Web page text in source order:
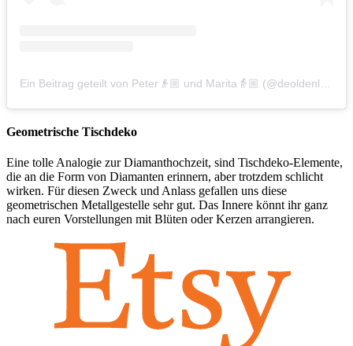
Geometrische Tischdeko
Eine tolle Analogie zur Diamanthochzeit, sind Tischdeko-Elemente,
die an die Form von Diamanten erinnern, aber trotzdem schlicht
wirken. Für diesen Zweck und Anlass gefallen uns diese
geometrischen Metallgestelle sehr gut. Das Innere könnt ihr ganz
nach euren Vorstellungen mit Blüten oder Kerzen arrangieren.